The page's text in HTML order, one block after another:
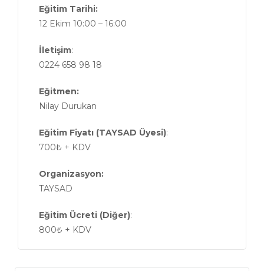
Eğitim Tarihi:
12 Ekim 10:00 – 16:00
İletişim:
0224 658 98 18
Eğitmen:
Nilay Durukan
Eğitim Fiyatı (TAYSAD Üyesi):
700₺ + KDV
Organizasyon:
TAYSAD
Eğitim Ücreti (Diğer):
800₺ + KDV